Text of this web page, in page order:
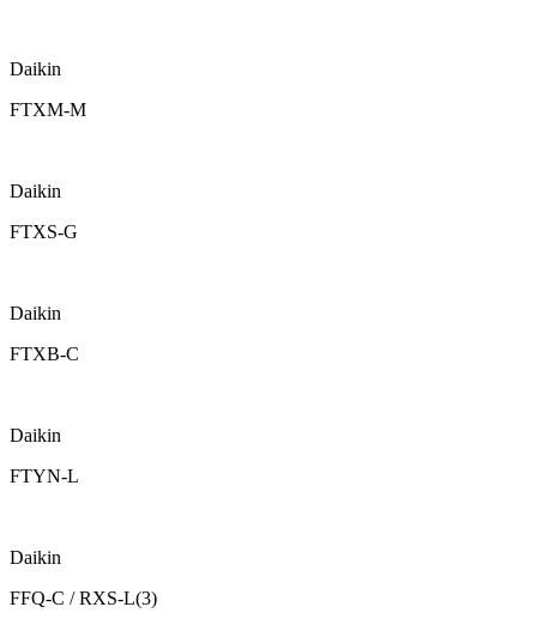
Daikin
FTXM-M
Daikin
FTXS-G
Daikin
FTXB-C
Daikin
FTYN-L
Daikin
FFQ-C / RXS-L(3)